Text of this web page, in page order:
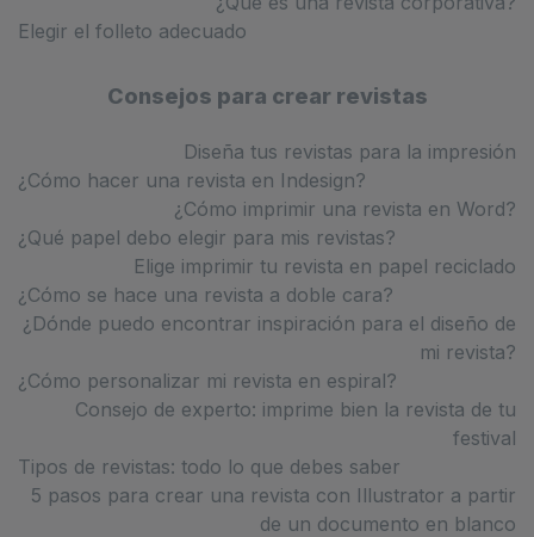
Elegir el folleto adecuado
Consejos para crear revistas
Diseña tus revistas para la impresión
¿Cómo hacer una revista en Indesign?
¿Cómo imprimir una revista en Word?
¿Qué papel debo elegir para mis revistas?
Elige imprimir tu revista en papel reciclado
¿Cómo se hace una revista a doble cara?
¿Dónde puedo encontrar inspiración para el diseño de
mi revista?
¿Cómo personalizar mi revista en espiral?
Consejo de experto: imprime bien la revista de tu
festival
Tipos de revistas: todo lo que debes saber
5 pasos para crear una revista con Illustrator a partir
de un documento en blanco